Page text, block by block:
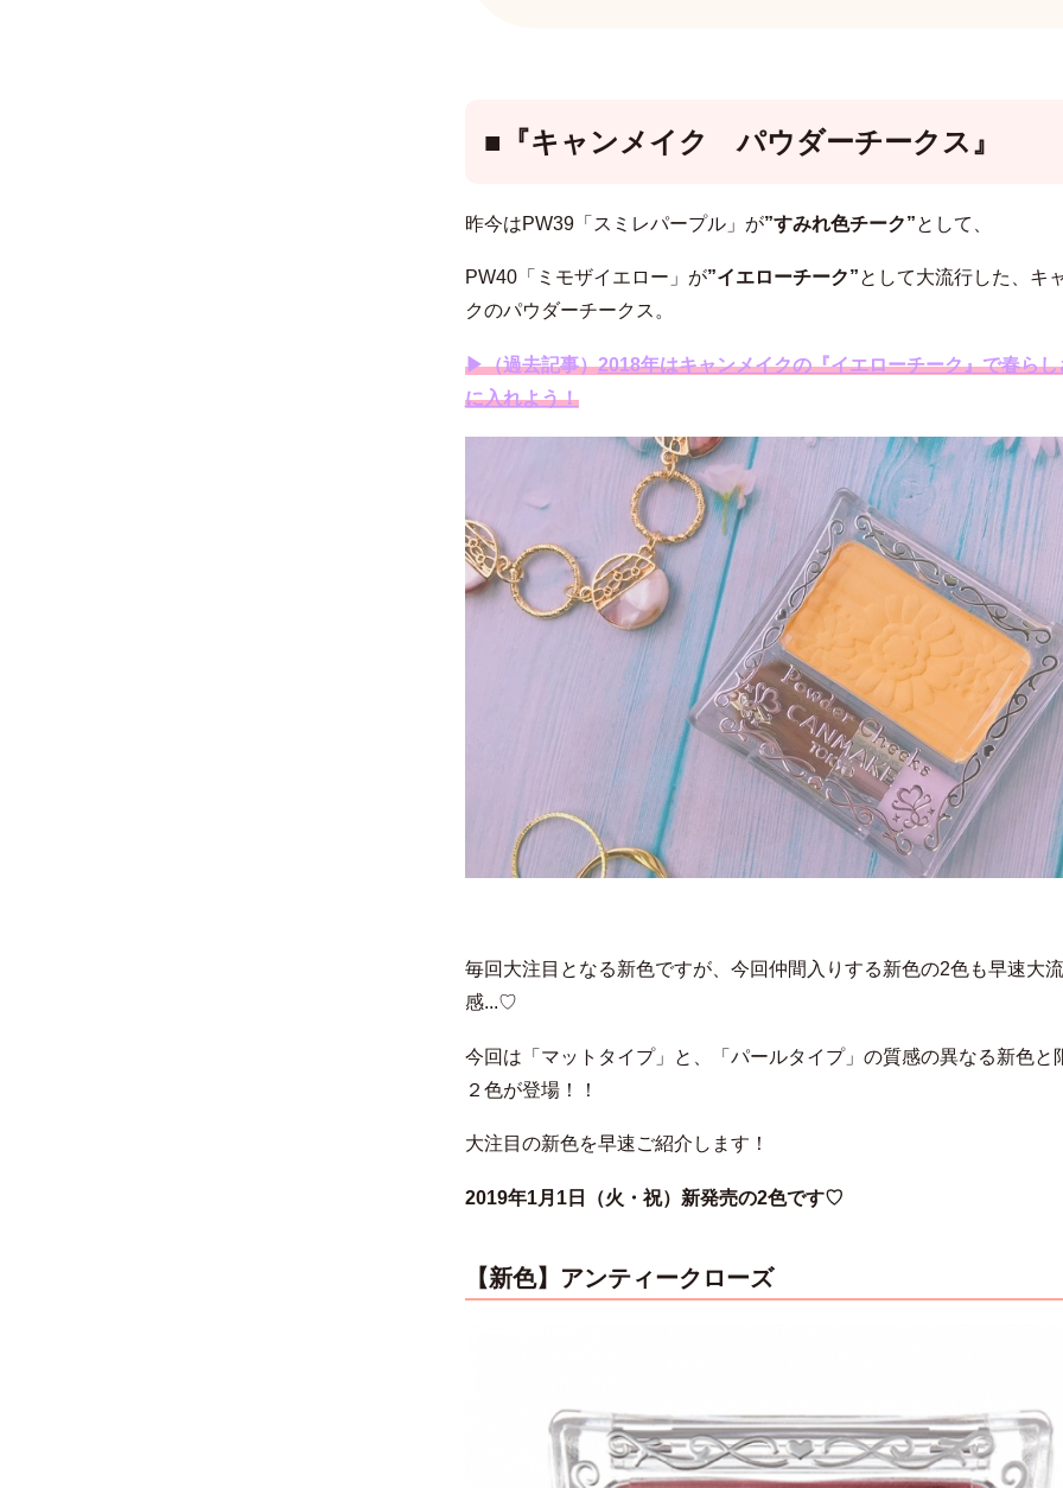
■ 『キャンメイク パウダーチークス』
昨今はPW39「スミレパープル」が”すみれ色チーク”として、
PW40「ミモザイエロー」が”イエローチーク”として大流行した、キ
クのパウダーチークス。
▶︎（過去記事）2018年はキャンメイクの『イエローチーク』で春らし
に入れよう！
毎回大注目となる新色ですが、今回仲間入りする新色の2色も早速大
感...♡
今回は「マットタイプ」と、「パールタイプ」の質感の異なる新色と
２色が登場！！
大注目の新色を早速ご紹介します！
2019年1月1日（火・祝）新発売の2色です♡
【新色】アンティークローズ